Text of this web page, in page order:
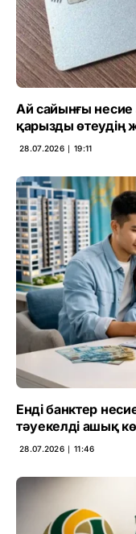
Ай сайынғы несие
қарызды өтеудің
28.07.2026 ∣ 19:11
Енді банктер
тәуекелді ашық
28.07.2026 ∣ 11:46